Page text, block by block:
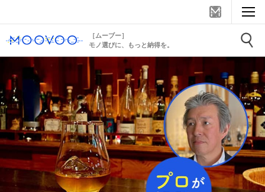
［ムーブー］
モノ選びに、もっと納得を。